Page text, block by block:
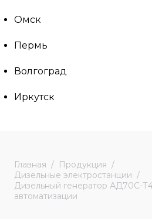
Омск
Пермь
Волгоград
Иркутск
Главная
Продукция
Дизельные электростанции
Дизельный генератор АД70С-
автоматизации